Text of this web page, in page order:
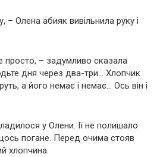
– Олена абияк вивільнила руку і
просто, – задумливо сказала
дня через два-три… Хлопчик
a його немає і немає… Ось він і
у Олени. Її не полишало
погане. Перед очима стояв
хлопчина.